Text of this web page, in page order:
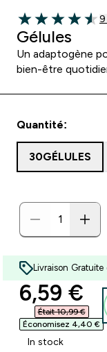
4.56 out of 5
9
9
Gélules
Un adaptogène
bien-être
Quantité:
30GÉLULES
Livraison
6,59 €‎
Était 10,99 €‎
Économisez 4,40 €‎
In stock